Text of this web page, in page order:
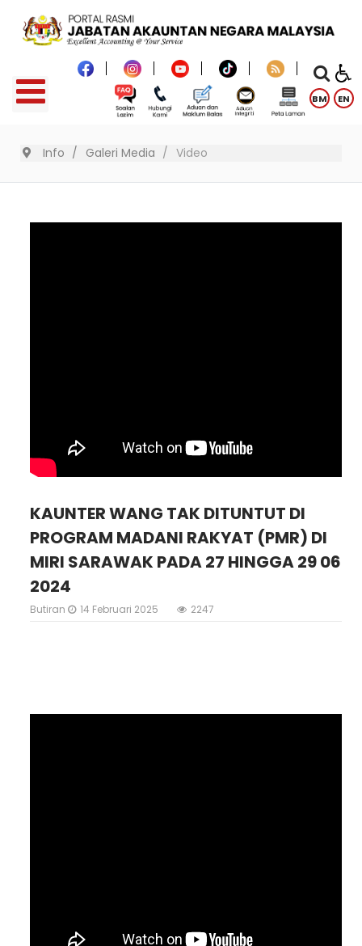
BM EN
Info Galeri Media Video
KAUNTER WANG TAK DITUNTUT DI
PROGRAM MADANI RAKYAT (PMR) DI
MIRI SARAWAK PADA 27 HINGGA 29 06
2024
Butiran 14 Februari 2025 2247